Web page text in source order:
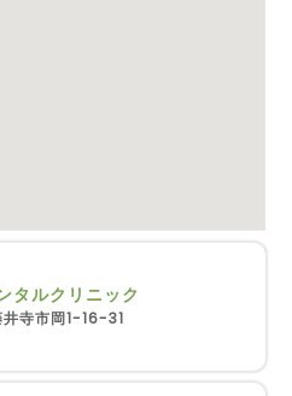
タルクリニック
井寺市岡1-16-31